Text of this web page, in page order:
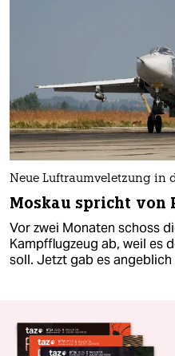
Neue Luftraumveletzung in
Moskau spricht von
Vor zwei Monaten schoss
Kampfflugzeug ab, weil es
soll. Jetzt gab es angeblich